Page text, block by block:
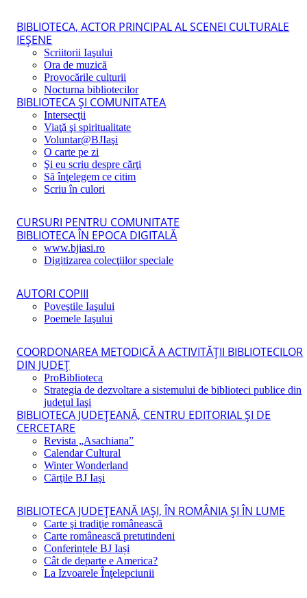
BIBLIOTECA, ACTOR PRINCIPAL AL SCENEI CULTURALE
IEŞENE
Scriitorii Iaşului
Ora de muzică
Provocările culturii
Nocturna bibliotecilor
BIBLIOTECA ŞI COMUNITATEA
Intersecţii
Viaţă şi spiritualitate
Voluntar@BJIaşi
O carte pe zi
Şi eu scriu despre cărţi
Să înţelegem ce citim
Scriu în culori
CURSURI PENTRU COMUNITATE
BIBLIOTECA ÎN EPOCA DIGITALĂ
www.bjiasi.ro
Digitizarea colecţiilor speciale
AUTORI COPIII
Poveştile Iaşului
Poemele Iaşului
COORDONAREA METODICĂ A ACTIVITĂŢII BIBLIOTECILOR
DIN JUDEŢ
ProBiblioteca
Strategia de dezvoltare a sistemului de biblioteci publice din
judeţul Iaşi
BIBLIOTECA JUDEŢEANĂ, CENTRU EDITORIAL ŞI DE
CERCETARE
Revista „Asachiana”
Calendar Cultural
Winter Wonderland
Cărţile BJ Iaşi
BIBLIOTECA JUDEŢEANĂ IAŞI, ÎN ROMÂNIA ŞI ÎN LUME
Carte şi tradiţie românească
Carte românească pretutindeni
Conferințele BJ Iași
Cât de departe e America?
La Izvoarele Înţelepciunii